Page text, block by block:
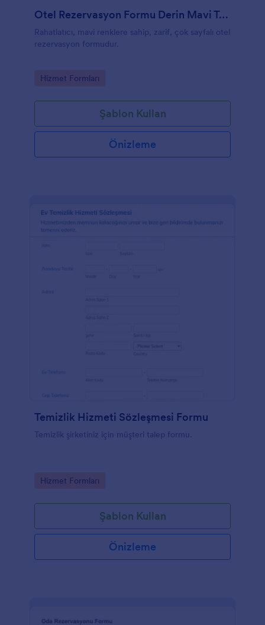
Otel Rezervasyon Formu Derin Mavi Tema
Rahatlatıcı, mavi renklere sahip, zarif, çok sayfalı otel
rezervasyon formudur.
Go to Category:
Hizmet Formları
Şablon Kullan
Önizleme
Temizlik Hizmeti Sözleşmesi Formu
Temizlik şirketiniz için müşteri talep formu.
Go to Category:
Hizmet Formları
Şablon Kullan
Önizleme